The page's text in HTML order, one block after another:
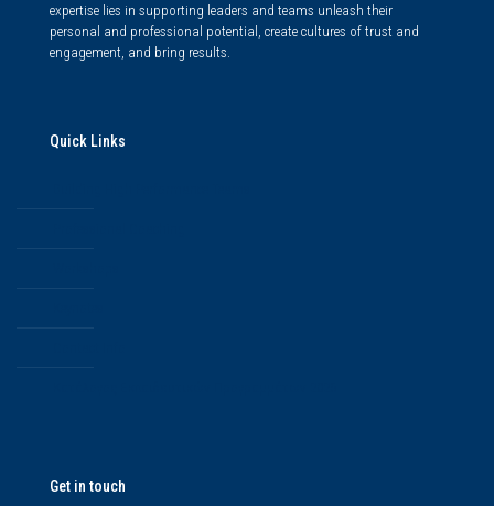
expertise lies in supporting leaders and teams unleash their
personal and professional potential, create cultures of trust and
engagement, and bring results.
Quick Links
Get in touch